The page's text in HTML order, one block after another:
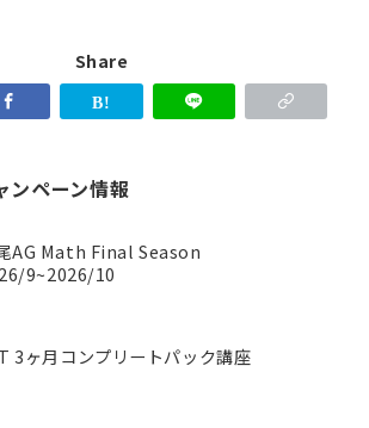
Share
ンペーン情報
AG Math Final Season
9~2026/10
3ヶ月コンプリートパック講座